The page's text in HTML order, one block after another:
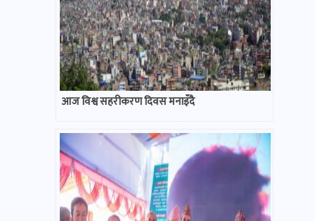
आज विश्व सहरीकरण दिवस मनाइँदै